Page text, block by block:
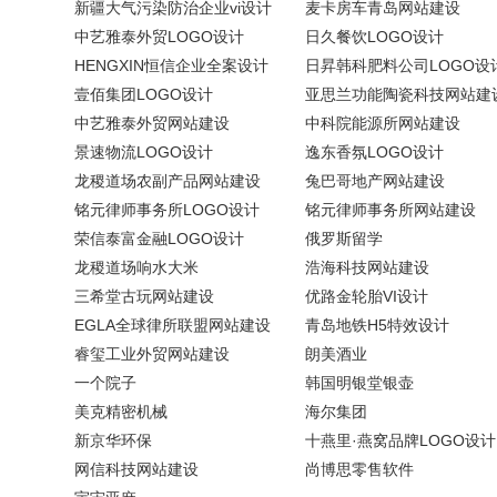
新疆大气污染防治企业vi设计
麦卡房车青岛网站建设
中艺雅泰外贸LOGO设计
日久餐饮LOGO设计
HENGXIN恒信企业全案设计
日昇韩科肥料公司LOGO设
壹佰集团LOGO设计
亚思兰功能陶瓷科技网站建
中艺雅泰外贸网站建设
中科院能源所网站建设
景速物流LOGO设计
逸东香氛LOGO设计
龙稷道场农副产品网站建设
兔巴哥地产网站建设
铭元律师事务所LOGO设计
铭元律师事务所网站建设
荣信泰富金融LOGO设计
俄罗斯留学
龙稷道场响水大米
浩海科技网站建设
三希堂古玩网站建设
优路金轮胎VI设计
EGLA全球律所联盟网站建设
青岛地铁H5特效设计
睿玺工业外贸网站建设
朗美酒业
一个院子
韩国明银堂银壶
美克精密机械
海尔集团
新京华环保
十燕里·燕窝品牌LOGO设计
网信科技网站建设
尚博思零售软件